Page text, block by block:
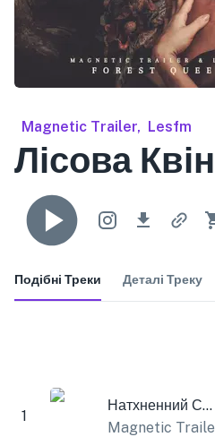
Magnetic Trailer, Lesfm
Лісова Квін
Подібні Треки Деталі Треку
1
Натхненний Схвильований
Magnetic Trailer